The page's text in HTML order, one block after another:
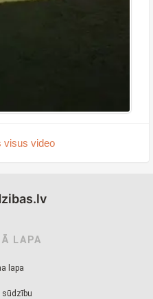
visus video
LAPA
lapa
sūdzību